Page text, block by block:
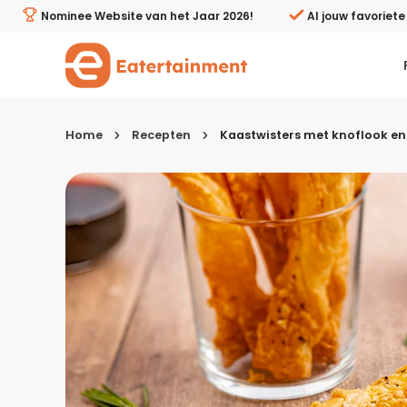
Kaastwisters met knoflook en Italiaanse kruiden -
Nominee Website van het Jaar 2026! Al jouw
Kies je menugang
Ontbijt
Lunch & brunch
Tussendoortjes
Voor- & tussengerechten
Home Recepten Kaastwisters met knoflook